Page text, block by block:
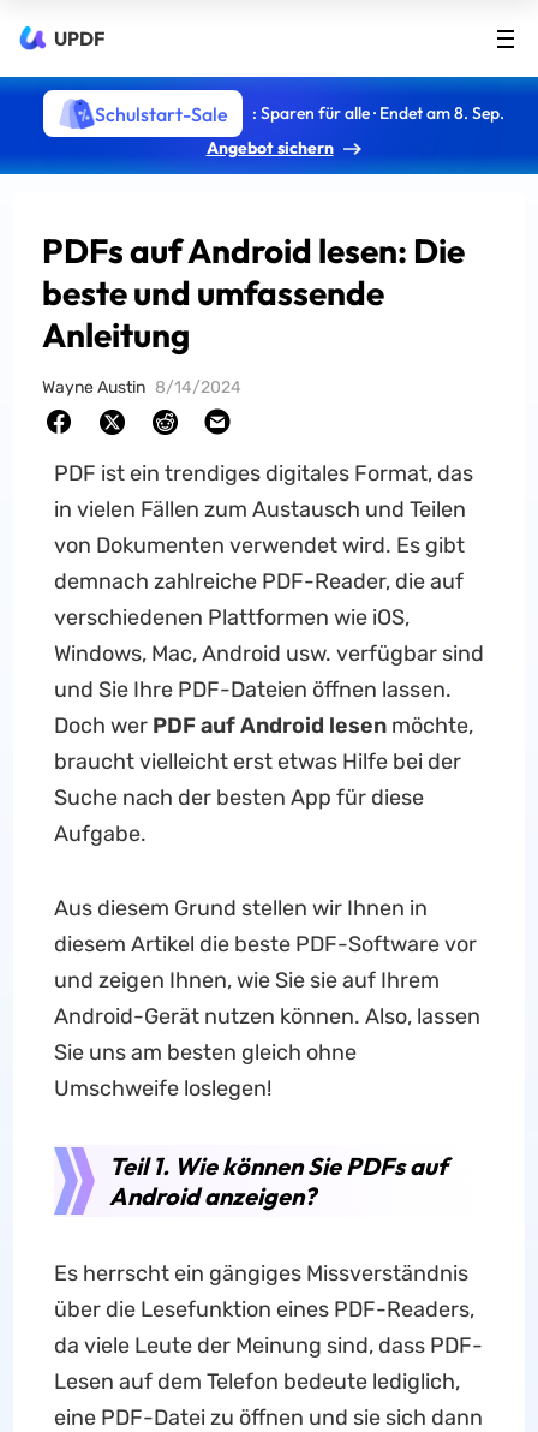
UPDF
Schulstart-Sale
: Sparen für alle · Endet am 8. Sep.
Angebot sichern
PDFs auf Android lesen: Die
beste und umfassende
Anleitung
Wayne Austin 8/14/2024
PDF ist ein trendiges digitales Format, das
in vielen Fällen zum Austausch und Teilen
von Dokumenten verwendet wird. Es gibt
demnach zahlreiche PDF-Reader, die auf
verschiedenen Plattformen wie iOS,
Windows, Mac, Android usw. verfügbar sind
und Sie Ihre PDF-Dateien öffnen lassen.
Doch wer PDF auf Android lesenmöchte,
braucht vielleicht erst etwas Hilfe bei der
Suche nach der besten App für diese
Aufgabe.
Aus diesem Grund stellen wir Ihnen in
diesem Artikel die beste PDF-Software vor
und zeigen Ihnen, wie Sie sie auf Ihrem
Android-Gerät nutzen können. Also, lassen
Sie uns am besten gleich ohne
Umschweife loslegen!
Teil 1. Wie können Sie PDFs auf
Android anzeigen?
Es herrscht ein gängiges Missverständnis
über die Lesefunktion eines PDF-Readers,
da viele Leute der Meinung sind, dass PDF-
Lesen auf dem Telefon bedeute lediglich,
eine PDF-Datei zu öffnen und sie sich dann